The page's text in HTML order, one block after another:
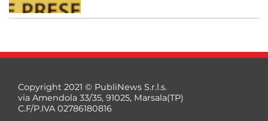
Copyright 2021 © PubliNews S.r.l.s.
via Amendola 33/35, 91025, Marsala(TP)
C.F/P.IVA 02786180816